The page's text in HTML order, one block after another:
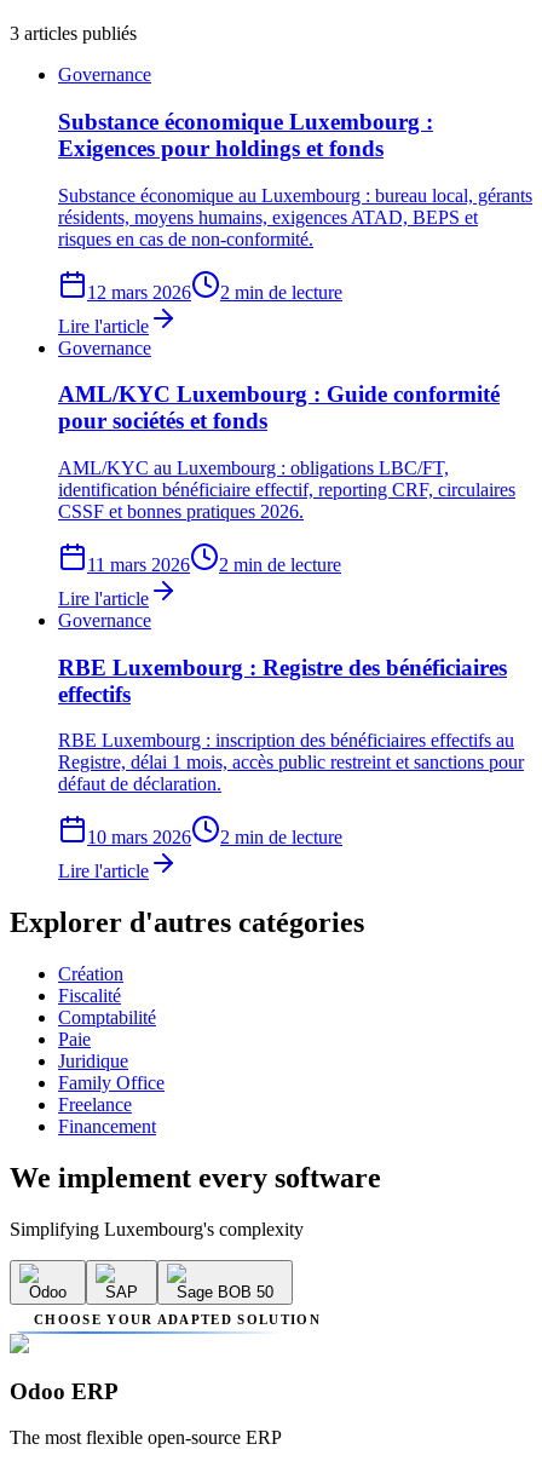
3 articles publiés
Governance
Substance économique Luxembourg :
Exigences pour holdings et fonds
Substance économique au Luxembourg : bureau local, gérants
résidents, moyens humains, exigences ATAD, BEPS et
risques en cas de non-conformité.
12 mars 2026
2 min de lecture
Lire l'article
Governance
AML/KYC Luxembourg : Guide conformité
pour sociétés et fonds
AML/KYC au Luxembourg : obligations LBC/FT,
identification bénéficiaire effectif, reporting CRF, circulaires
CSSF et bonnes pratiques 2026.
11 mars 2026
2 min de lecture
Lire l'article
Governance
RBE Luxembourg : Registre des bénéficiaires
effectifs
RBE Luxembourg : inscription des bénéficiaires effectifs au
Registre, délai 1 mois, accès public restreint et sanctions pour
défaut de déclaration.
10 mars 2026
2 min de lecture
Lire l'article
Explorer d'autres catégories
Création
Fiscalité
Comptabilité
Paie
Juridique
Family Office
Freelance
Financement
We implement every software
Simplifying Luxembourg's complexity
Odoo SAP Sage BOB 50
CHOOSE YOUR ADAPTED SOLUTION
Odoo ERP
The most flexible open-source ERP